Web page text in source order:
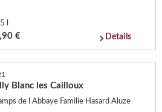
l
€ Details
Blanc les Cailloux
de l Abbaye Familie Hasard Aluze